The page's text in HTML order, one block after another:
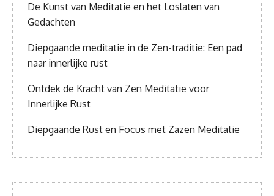
De Kunst van Meditatie en het Loslaten van
Gedachten
Diepgaande meditatie in de Zen-traditie: Een pad
naar innerlijke rust
Ontdek de Kracht van Zen Meditatie voor
Innerlijke Rust
Diepgaande Rust en Focus met Zazen Meditatie